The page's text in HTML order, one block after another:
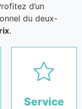
d’un
du deux-
.
Service